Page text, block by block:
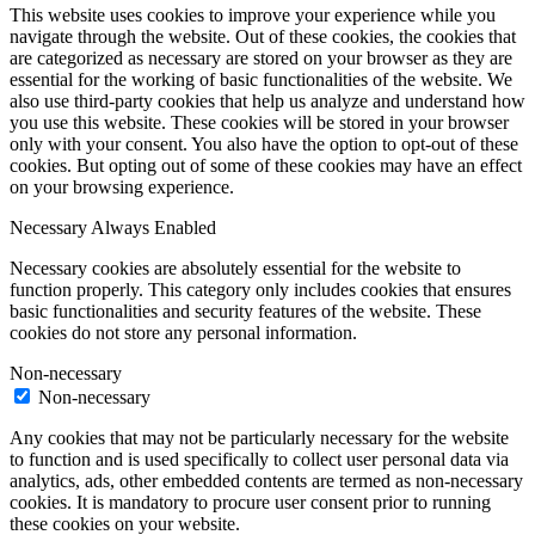
This website uses cookies to improve your experience while you
navigate through the website. Out of these cookies, the cookies that
are categorized as necessary are stored on your browser as they are
essential for the working of basic functionalities of the website. We
also use third-party cookies that help us analyze and understand how
you use this website. These cookies will be stored in your browser
only with your consent. You also have the option to opt-out of these
cookies. But opting out of some of these cookies may have an effect
on your browsing experience.
Necessary Always Enabled
Necessary cookies are absolutely essential for the website to
function properly. This category only includes cookies that ensures
basic functionalities and security features of the website. These
cookies do not store any personal information.
Non-necessary
Non-necessary
Any cookies that may not be particularly necessary for the website
to function and is used specifically to collect user personal data via
analytics, ads, other embedded contents are termed as non-necessary
cookies. It is mandatory to procure user consent prior to running
these cookies on your website.